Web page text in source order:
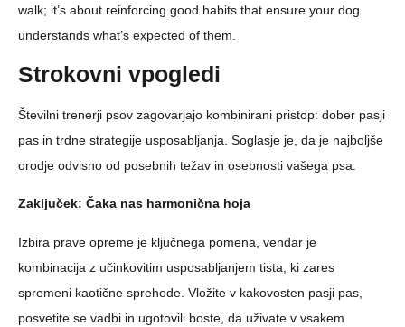
walk; it’s about reinforcing good habits that ensure your dog
understands what’s expected of them.
Strokovni vpogledi
Številni trenerji psov zagovarjajo kombinirani pristop: dober pasji
pas in trdne strategije usposabljanja. Soglasje je, da je najboljše
orodje odvisno od posebnih težav in osebnosti vašega psa.
Zaključek: Čaka nas harmonična hoja
Izbira prave opreme je ključnega pomena, vendar je
kombinacija z učinkovitim usposabljanjem tista, ki zares
spremeni kaotične sprehode. Vložite v kakovosten pasji pas,
posvetite se vadbi in ugotovili boste, da uživate v vsakem